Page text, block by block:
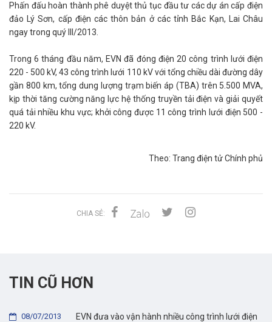
Phấn đấu hoàn thành phê duyệt thủ tục đầu tư các dự án cấp điện
đảo Lý Sơn, cấp điện các thôn bản ở các tỉnh Bắc Kạn, Lai Châu
ngay trong quý III/2013.
Trong 6 tháng đầu năm, EVN đã đóng điện 20 công trình lưới điện
220 - 500 kV, 43 công trình lưới 110 kV với tổng chiều dài đường dây
gần 800 km, tổng dung lượng trạm biến áp (TBA) trên 5.500 MVA,
kịp thời tăng cường năng lực hệ thống truyền tải điện và giải quyết
quá tải nhiều khu vực; khởi công được 11 công trình lưới điện 500 -
220 kV.
Theo: Trang điện tử Chính phủ
CHIA SẺ:
TIN CŨ HƠN
EVN đưa vào vận hành nhiều công trình lưới điện
08/07/2013